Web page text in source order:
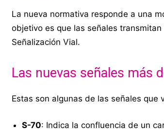
La nueva normativa responde a una
objetivo es que las señales
Señalización Vial.
Las nuevas señales más
Estas son algunas de las señales que
S-70: Indica la confluencia de un